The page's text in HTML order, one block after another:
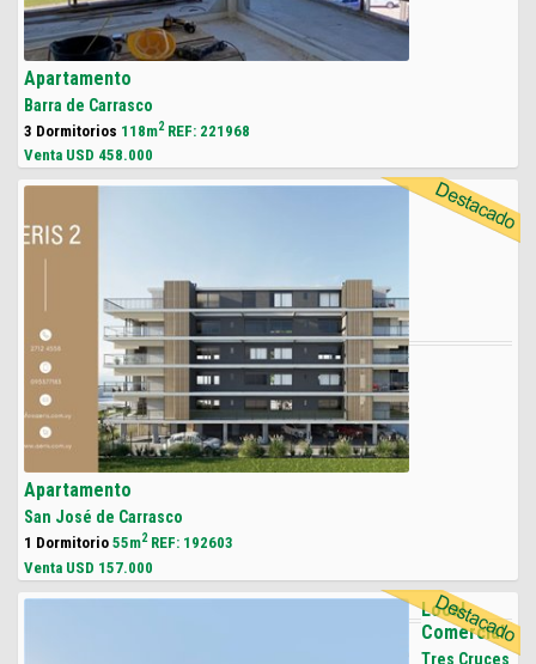
Apartamento
Barra de Carrasco
3 Dormitorios 118m2REF: 221968
Venta USD 458.000
Apartamento
San José de Carrasco
1 Dormitorio 55m2REF: 192603
Venta USD 157.000
Local
Comercial
Tres Cruces